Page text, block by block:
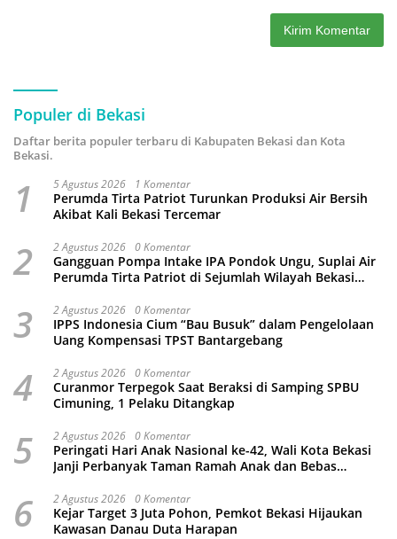
Populer di Bekasi
Daftar berita populer terbaru di Kabupaten Bekasi dan Kota
Bekasi.
1 5 Agustus 2026 1 Komentar
Perumda Tirta Patriot Turunkan Produksi Air Bersih
Akibat Kali Bekasi Tercemar
2 2 Agustus 2026 0 Komentar
Gangguan Pompa Intake IPA Pondok Ungu, Suplai Air
Perumda Tirta Patriot di Sejumlah Wilayah Bekasi
3 2 Agustus 2026 0 Komentar
IPPS Indonesia Cium “Bau Busuk” dalam Pengelolaan
Uang Kompensasi TPST Bantargebang
4 2 Agustus 2026 0 Komentar
Curanmor Terpegok Saat Beraksi di Samping SPBU
Cimuning, 1 Pelaku Ditangkap
5 2 Agustus 2026 0 Komentar
Peringati Hari Anak Nasional ke-42, Wali Kota Bekasi
Janji Perbanyak Taman Ramah Anak dan Bebas
6 2 Agustus 2026 0 Komentar
Kejar Target 3 Juta Pohon, Pemkot Bekasi Hijaukan
Kawasan Danau Duta Harapan